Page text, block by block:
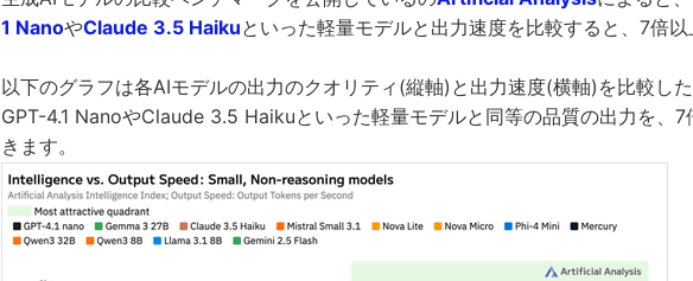
1 NanoやClaude 3.5 Haikuといった軽量モデルと出力速度を比較すると、7倍
以下のグラフは各AIモデルの出力のクオリティ(縦軸)と出力速度(横軸)を比較し
GPT-4.1 NanoやClaude 3.5 Haikuといった軽量モデルと同等の品質の出力を、7
きます。